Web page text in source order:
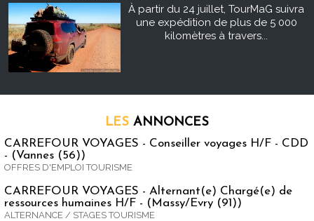
À partir du 24 juillet, TourMaG suivra
une expédition de plus de 5 000
kilomètres à travers...
LES ANNONCES
CARREFOUR VOYAGES - Conseiller voyages H/F - CDD
- (Vannes (56))
OFFRES D'EMPLOI TOURISME
CARREFOUR VOYAGES - Alternant(e) Chargé(e) de
ressources humaines H/F - (Massy/Evry (91))
ALTERNANCE / STAGES TOURISME